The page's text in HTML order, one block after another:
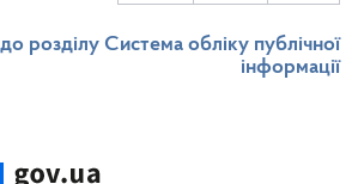
розділу Система обліку публічної
інформації